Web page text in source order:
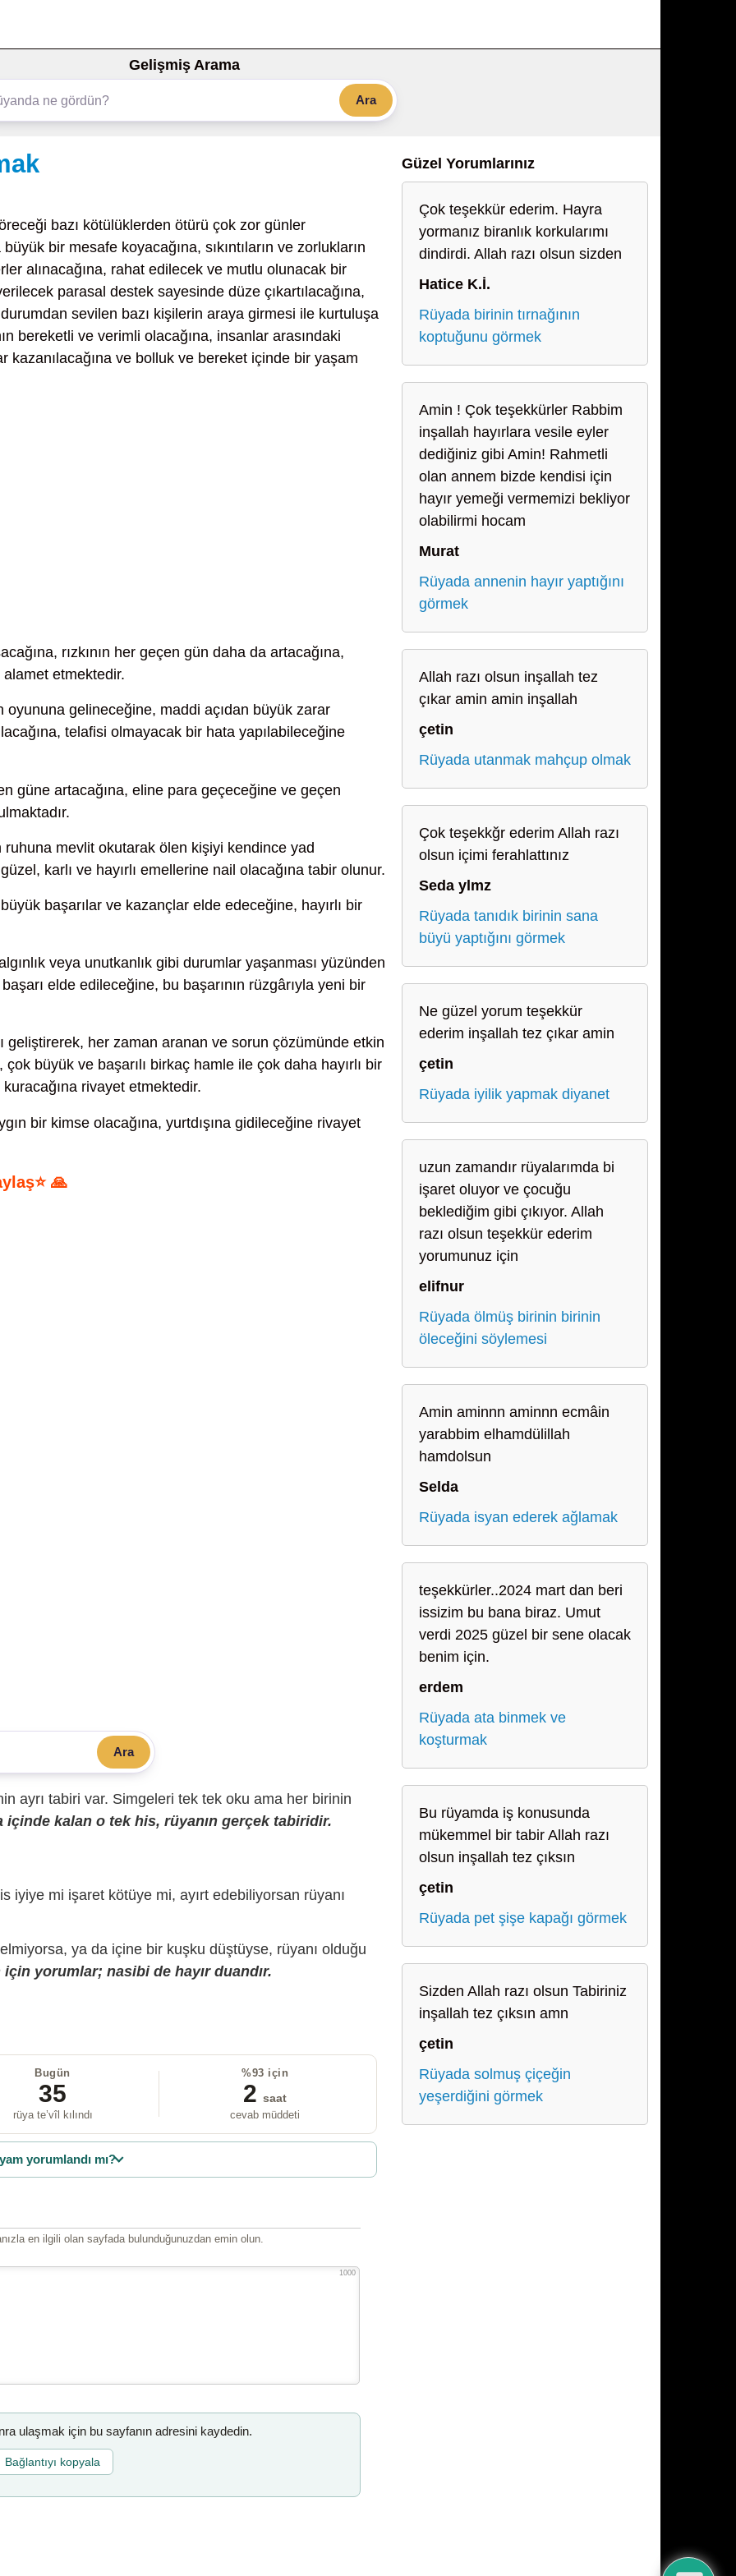
Gelişmiş Arama
Ara
bazı kötülüklerden ötürü çok zor günler
bir mesafe koyacağına, sıkıntıların ve zorlukların
alınacağına, rahat edilecek ve mutlu olunacak bir
parasal destek sayesinde düze çıkartılacağına,
sevilen bazı kişilerin araya girmesi ile kurtuluşa
bereketli ve verimli olacağına, insanlar arasındaki
kazanılacağına ve bolluk ve bereket içinde bir yaşam
rızkının her geçen gün daha da artacağına,
alamet etmektedir.
oyununa gelineceğine, maddi açıdan büyük zarar
telafisi olmayacak bir hata yapılabileceğine
güne artacağına, eline para geçeceğine ve geçen
ruhuna mevlit okutarak ölen kişiyi kendince yad
karlı ve hayırlı emellerine nail olacağına tabir olunur.
başarılar ve kazançlar elde edeceğine, hayırlı bir
veya unutkanlık gibi durumlar yaşanması yüzünden
elde edileceğine, bu başarının rüzgârıyla yeni bir
geliştirerek, her zaman aranan ve sorun çözümünde etkin
büyük ve başarılı birkaç hamle ile çok daha hayırlı bir
rivayet etmektedir.
bir kimse olacağına, yurtdışına gidileceğine rivayet
🙏
Ara
ayrı tabiri var. Simgeleri tek tek oku ama her birinin
içinde kalan o tek his, rüyanın gerçek tabiridir.
iyiye mi işaret kötüye mi, ayırt edebiliyorsan rüyanı
ya da içine bir kuşku düştüyse, rüyanı olduğu
yorumlar; nasibi de hayır duandır.
Bugün
35
rüya te’vîl kılındı
%93 için
2 saat
cevab müddeti
yorumlandı mı?
en ilgili olan sayfada bulunduğunuzdan emin olun.
1000
ulaşmak için bu sayfanın adresini kaydedin.
Bağlantıyı kopyala
Güzel Yorumlarınız
Çok teşekkür ederim. Hayra
yormanız biranlık korkularımı
dindirdi. Allah razı olsun sizden
Hatice K.İ.
Rüyada birinin tırnağının
koptuğunu görmek
Amin ! Çok teşekkürler Rabbim
inşallah hayırlara vesile eyler
dediğiniz gibi Amin! Rahmetli
olan annem bizde kendisi için
hayır yemeği vermemizi bekliyor
olabilirmi hocam
Murat
Rüyada annenin hayır yaptığını
görmek
Allah razı olsun inşallah tez
çıkar amin amin inşallah
çetin
Rüyada utanmak mahçup olmak
Çok teşekkğr ederim Allah razı
olsun içimi ferahlattınız
Seda ylmz
Rüyada tanıdık birinin sana
büyü yaptığını görmek
Ne güzel yorum teşekkür
ederim inşallah tez çıkar amin
çetin
Rüyada iyilik yapmak diyanet
uzun zamandır rüyalarımda bi
işaret oluyor ve çocuğu
beklediğim gibi çıkıyor. Allah
razı olsun teşekkür ederim
yorumunuz için
elifnur
Rüyada ölmüş birinin birinin
öleceğini söylemesi
Amin aminnn aminnn ecmâin
yarabbim elhamdülillah
hamdolsun
Selda
Rüyada isyan ederek ağlamak
teşekkürler..2024 mart dan beri
issizim bu bana biraz. Umut
verdi 2025 güzel bir sene olacak
benim için.
erdem
Rüyada ata binmek ve
koşturmak
Bu rüyamda iş konusunda
mükemmel bir tabir Allah razı
olsun inşallah tez çıksın
çetin
Rüyada pet şişe kapağı görmek
Sizden Allah razı olsun Tabiriniz
inşallah tez çıksın amn
çetin
Rüyada solmuş çiçeğin
yeşerdiğini görmek